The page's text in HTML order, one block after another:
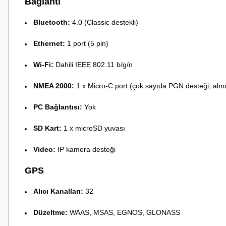
Bluetooth: 4.0 (Classic destekli)
Ethernet: 1 port (5 pin)
Wi-Fi: Dahili IEEE 802.11 b/g/n
NMEA 2000: 1 x Micro-C port (çok sayıda PGN desteği,
PC Bağlantısı: Yok
SD Kart: 1 x microSD yuvası
Video: IP kamera desteği
GPS
Alıcı Kanalları: 32
Düzeltme: WAAS, MSAS, EGNOS, GLONASS